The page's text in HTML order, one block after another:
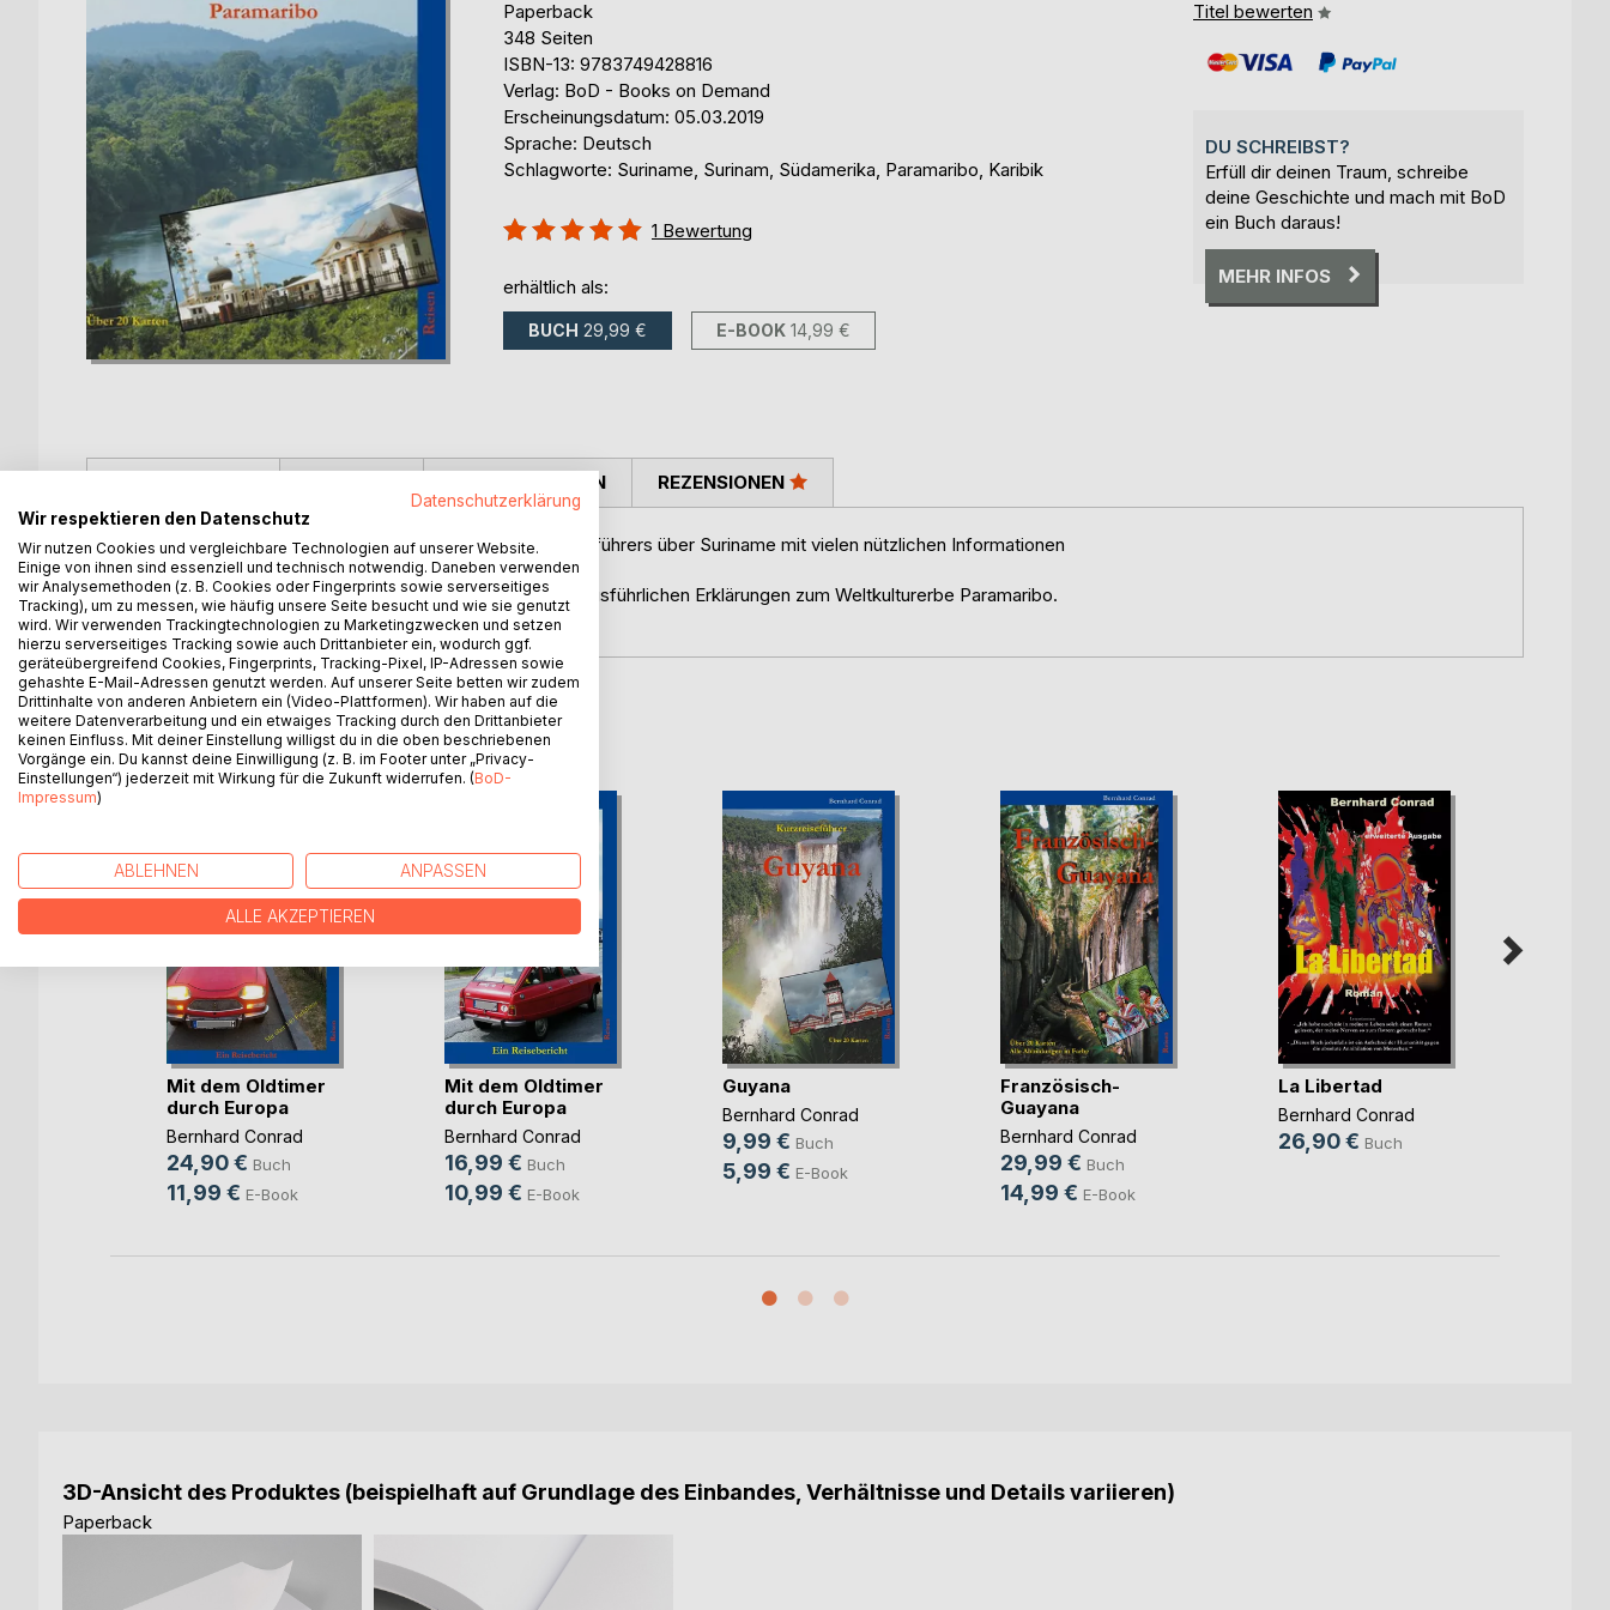
Paperback
348 Seiten
ISBN-13: 9783749428816
Verlag: BoD - Books on Demand
Erscheinungsdatum: 05.03.2019
Sprache: Deutsch
Schlagworte: Suriname, Surinam, Südamerika, Paramaribo, Karibik
Bewertung::
1 Bewertung
erhältlich als:
BUCH 29,99 € E-BOOK 14,99 €
Titel bewerten
DU SCHREIBST?
Erfüll dir deinen Traum, schreibe
deine Geschichte und mach mit BoD
ein Buch daraus!
MEHR INFOS
2. vollständig überarbeitete Auflage des bewährten Reiseführers über Suriname mit vielen nützlichen Informationen
zu diesem ungewöhnlichen Reiseziel.
Mit über 20 Detailkarten, Hintergrundinfos, Fotos sowie ausführlichen Erklärungen zum Weltkulturerbe Paramaribo.
Alle Abbildungen in Farbe.
PRESSESTIMMEN REZENSIONEN
WEITERE TITEL BEIBoD
Mit dem Oldtimer
durch Europa
Bernhard Conrad
24,90 € Buch
11,99 € E-Book
Mit dem Oldtimer
durch Europa
Bernhard Conrad
16,99 € Buch
10,99 € E-Book
Guyana
Bernhard Conrad
9,99 € Buch
5,99 € E-Book
Französisch-
Guayana
Bernhard Conrad
29,99 € Buch
14,99 € E-Book
La Libertad
Bernhard Conrad
26,90 € Buch
3D-Ansicht des Produktes (beispielhaft auf Grundlage des Einbandes, Verhältnisse und Details variieren)
Paperback
Datenschutzerklärung
Wir respektieren den Datenschutz
Wir nutzen Cookies und vergleichbare Technologien auf unserer Website.
Einige von ihnen sind essenziell und technisch notwendig. Daneben verwenden
wir Analysemethoden (z. B. Cookies oder Fingerprints sowie serverseitiges
Tracking), um zu messen, wie häufig unsere Seite besucht und wie sie genutzt
wird. Wir verwenden Trackingtechnologien zu Marketingzwecken und setzen
hierzu serverseitiges Tracking sowie auch Drittanbieter ein, wodurch ggf.
geräteübergreifend Cookies, Fingerprints, Tracking-Pixel, IP-Adressen sowie
gehashte E-Mail-Adressen genutzt werden. Auf unserer Seite betten wir zudem
Drittinhalte von anderen Anbietern ein (Video-Plattformen). Wir haben auf die
weitere Datenverarbeitung und ein etwaiges Tracking durch den Drittanbieter
keinen Einfluss. Mit deiner Einstellung willigst du in die oben beschriebenen
Vorgänge ein. Du kannst deine Einwilligung (z. B. im Footer unter „Privacy-
Einstellungen“) jederzeit mit Wirkung für die Zukunft widerrufen. (BoD-
Impressum)
ABLEHNEN ANPASSEN
ALLE AKZEPTIEREN